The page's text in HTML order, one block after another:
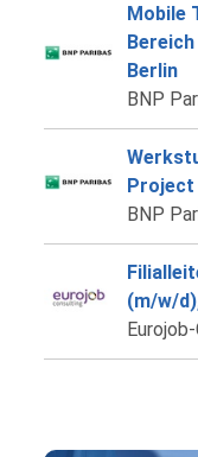
Mobile
Berlin
BNP
Project
BNP
(m/w/